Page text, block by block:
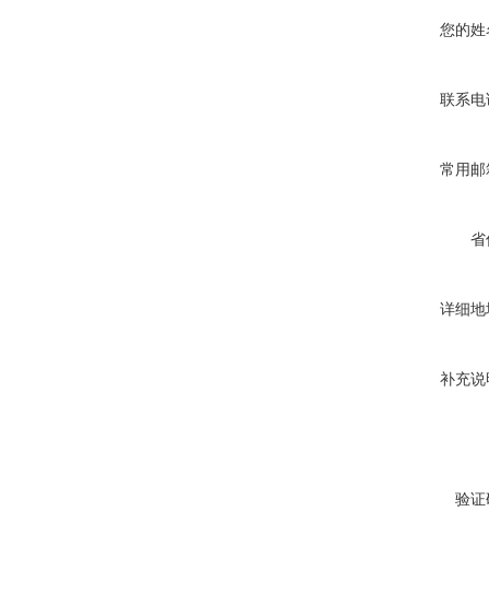
您的姓
联系电
常用邮
省
详细地
补充说
验证